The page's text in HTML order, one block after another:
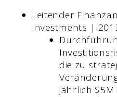
Leitender
Investments |
die zu
jährlich